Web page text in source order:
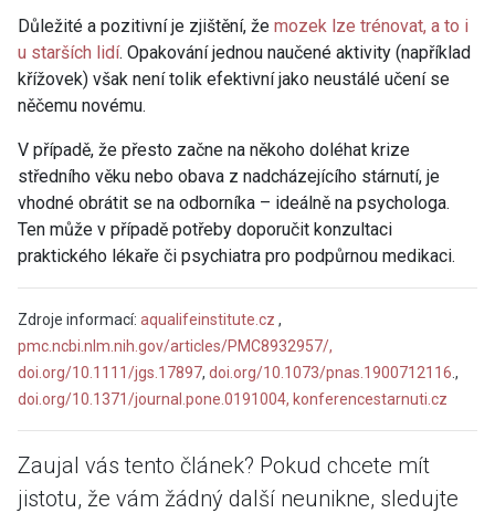
Důležité a pozitivní je zjištění, že mozek lze trénovat, a to i
u starších lidí. Opakování jednou naučené aktivity (například
křížovek) však není tolik efektivní jako neustálé učení se
něčemu novému.
V případě, že přesto začne na někoho doléhat krize
středního věku nebo obava z nadcházejícího stárnutí, je
vhodné obrátit se na odborníka – ideálně na psychologa.
Ten může v případě potřeby doporučit konzultaci
praktického lékaře či psychiatra pro podpůrnou medikaci.
Zdroje informací: aqualifeinstitute.cz ,
pmc.ncbi.nlm.nih.gov/articles/PMC8932957/,
doi.org/10.1111/jgs.17897, doi.org/10.1073/pnas.1900712116 .,
doi.org/10.1371/journal.pone.0191004, konferencestarnuti.cz
Zaujal vás tento článek? Pokud chcete mít
jistotu, že vám žádný další neunikne, sledujte